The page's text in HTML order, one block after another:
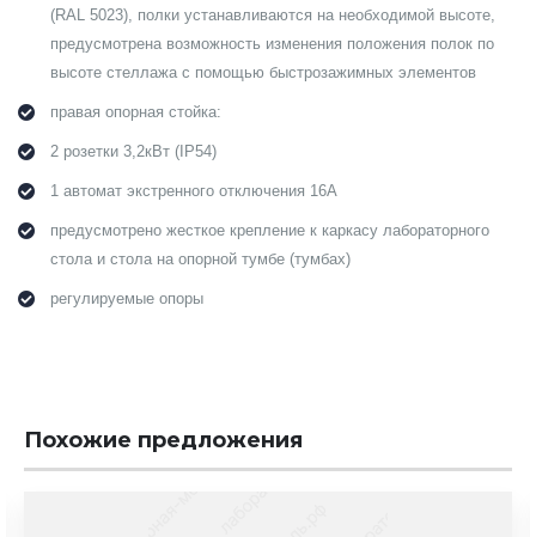
(RAL 5023), полки устанавливаются на необходимой высоте,
предусмотрена возможность изменения положения полок по
высоте стеллажа с помощью быстрозажимных элементов
правая опорная стойка:
2 розетки 3,2кВт (IP54)
1 автомат экстренного отключения 16А
предусмотрено жесткое крепление к каркасу лабораторного
стола и стола на опорной тумбе (тумбах)
регулируемые опоры
Похожие предложения